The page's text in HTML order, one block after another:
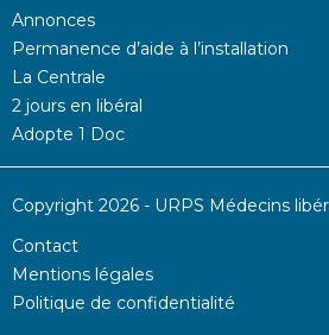
Annonces
Permanence d’aide à l’installation
La Centrale
2 jours en libéral
Adopte 1 Doc
Copyright 2026 - URPS Médecins
Contact
Mentions légales
Politique de confidentialité